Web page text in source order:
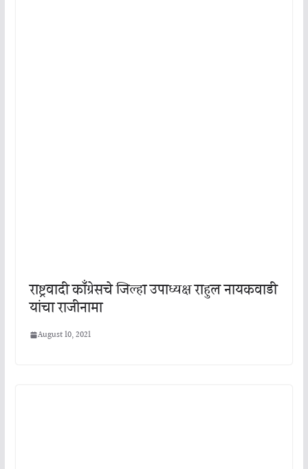
राष्ट्रवादी काँग्रेसचे जिल्हा उपाध्यक्ष राहुल नायकवाडी
यांचा राजीनामा
August 10, 2021